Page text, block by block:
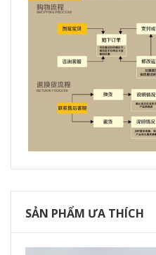
SẢN PHẨM ƯA THÍCH